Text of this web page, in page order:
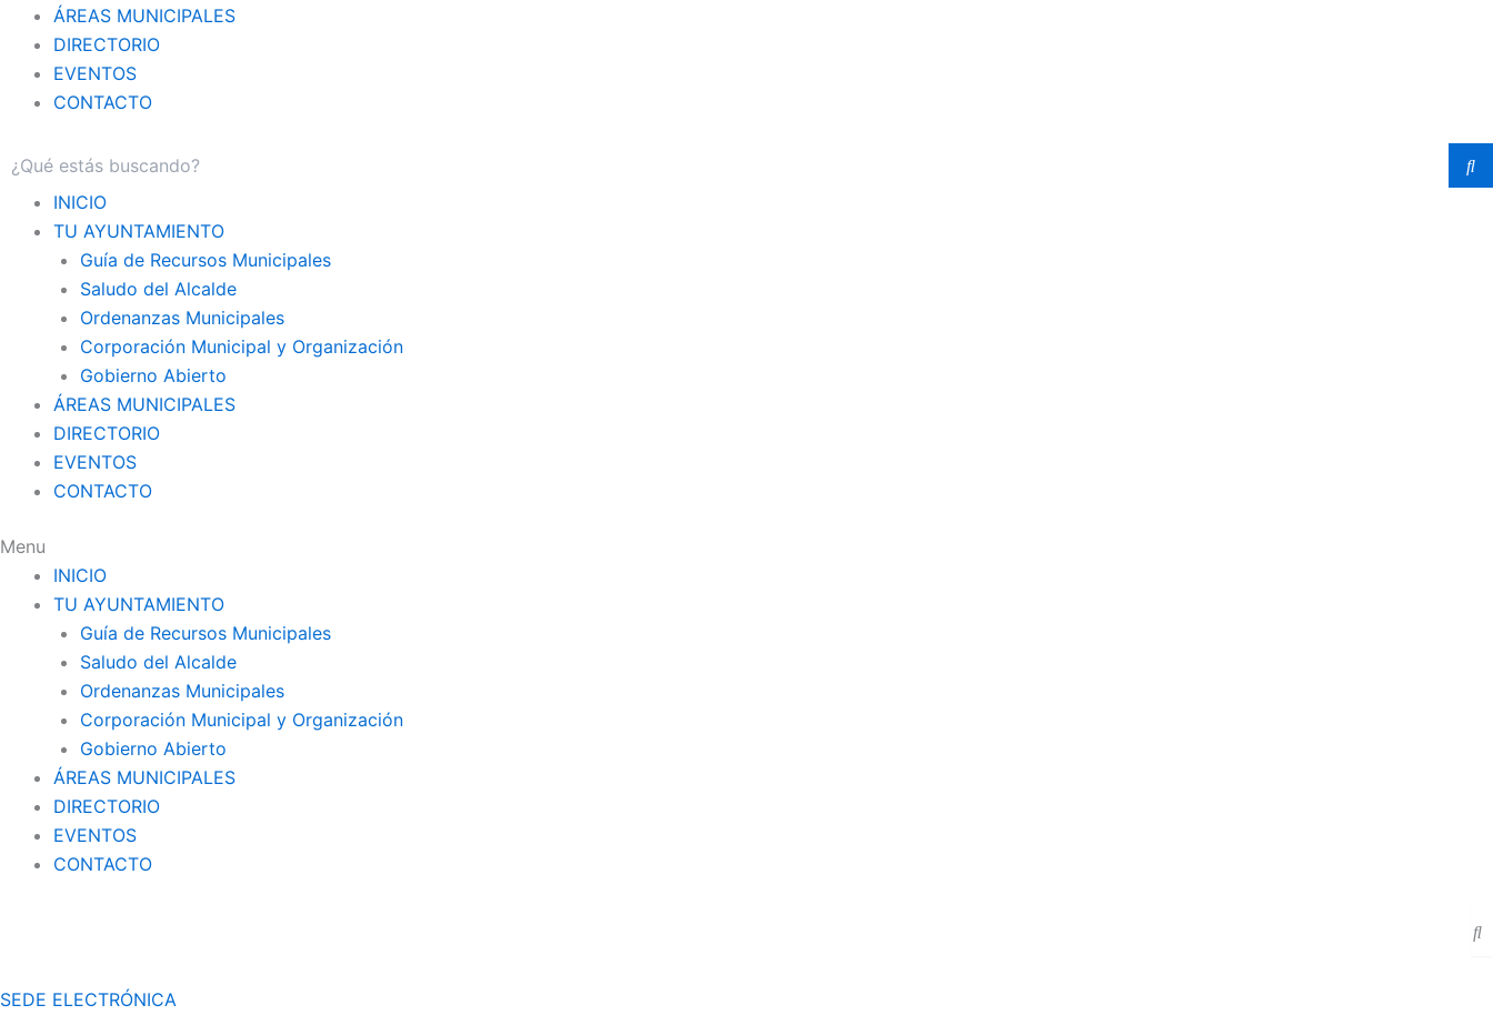
ÁREAS MUNICIPALES
DIRECTORIO
EVENTOS
CONTACTO
INICIO
TU AYUNTAMIENTO
Guía de Recursos Municipales
Saludo del Alcalde
Ordenanzas Municipales
Corporación Municipal y Organización
Gobierno Abierto
ÁREAS MUNICIPALES
DIRECTORIO
EVENTOS
CONTACTO
Menu
INICIO
TU AYUNTAMIENTO
Guía de Recursos Municipales
Saludo del Alcalde
Ordenanzas Municipales
Corporación Municipal y Organización
Gobierno Abierto
ÁREAS MUNICIPALES
DIRECTORIO
EVENTOS
CONTACTO
SEDE ELECTRÓNICA